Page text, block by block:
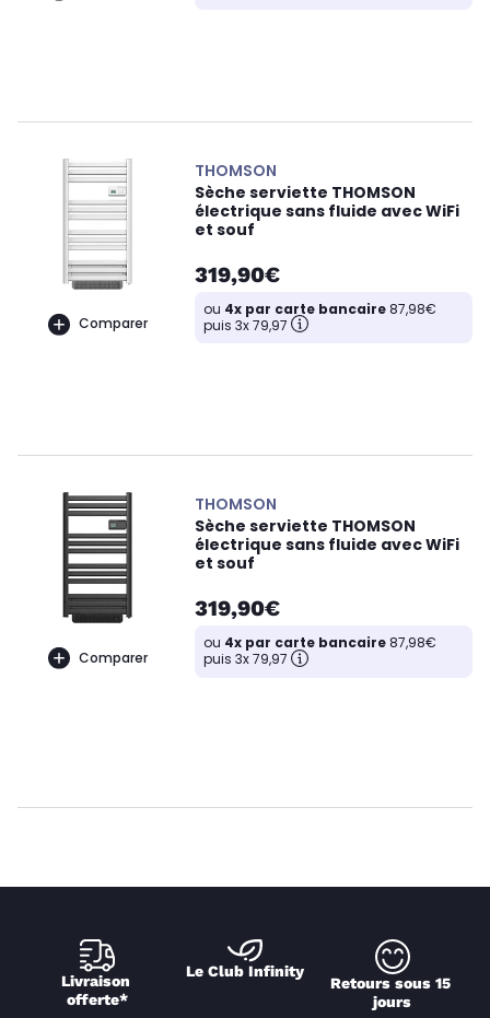
Comparer
THOMSON
Sèche serviette THOMSON
électrique sans fluide avec WiFi
et souf
319,90€
ou 4x par carte bancaire87,98€
puis 3x 79,97
Comparer
THOMSON
Sèche serviette THOMSON
électrique sans fluide avec WiFi
et souf
319,90€
ou 4x par carte bancaire87,98€
puis 3x 79,97
Livraison
offerte*
Le Club Infinity
Retours sous 15
jours